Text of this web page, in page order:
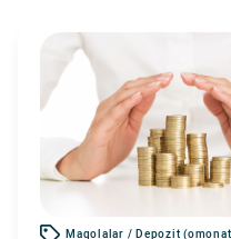
Maqolalar / Depozit